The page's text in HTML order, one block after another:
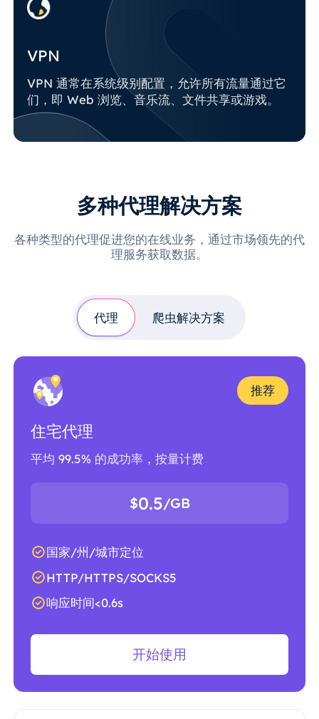
VPN
VPN 通常在系统级别配置，允许所有流量通过它
们，即 Web 浏览、音乐流、文件共享或游戏。
多种代理解决方案
各种类型的代理促进您的在线业务，通过市场领先的代
理服务获取数据。
代理 爬虫解决方案
推荐
住宅代理
平均 99.5% 的成功率，按量计费
$0.5/GB
国家/州/城市定位
HTTP/HTTPS/SOCKS5
响应时间<0.6s
开始使用